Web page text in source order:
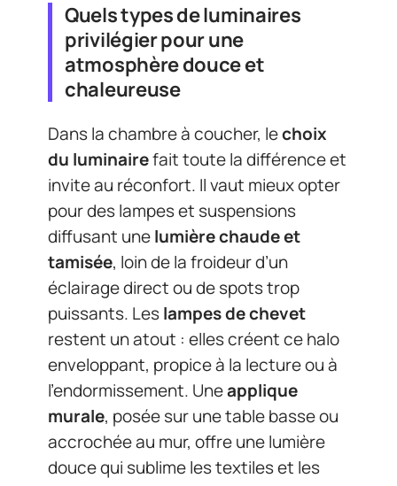
Quels types de luminaires
privilégier pour une
atmosphère douce et
chaleureuse
Dans la chambre à coucher, lechoix
du luminairefait toute la différence et
invite au réconfort. Il vaut mieux opter
pour des lampes et suspensions
diffusant unelumière chaude et
tamisée, loin de la froideur d’un
éclairage direct ou de spots trop
puissants. Leslampes de chevet
restent un atout : elles créent ce halo
enveloppant, propice à la lecture ou à
l’endormissement. Uneapplique
murale, posée sur une table basse ou
accrochée au mur, offre une lumière
douce qui sublime les textiles et les